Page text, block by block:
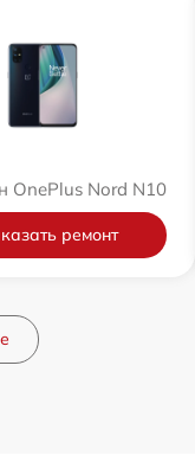
OnePlus Nord N10
ремонт